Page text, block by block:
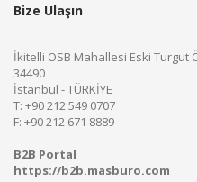
Bize Ulaşın
İkitelli OSB Mahallesi Eski Turgut
34490
İstanbul - TÜRKİYE
T: +90 212 549 0707
F: +90 212 671 8889
B2B Portal
https://b2b.masburo.com